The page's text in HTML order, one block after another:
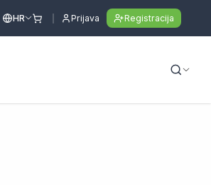
HR Prijava Registracija